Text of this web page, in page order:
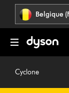
Sauter
pages
Belgique
Cyclone